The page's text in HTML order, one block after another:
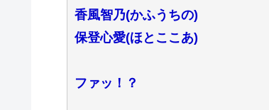
香風智乃(かふうちの)
保登心愛(ほとここあ)
ファッ！？